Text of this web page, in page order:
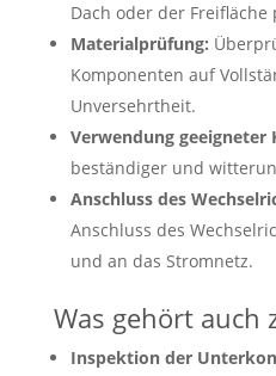
Dach oder der
Materialprüfung:
Komponenten auf
Unversehrtheit.
Verwendung geeigneter
beständiger und
Anschluss des
Anschluss des
und an das Stromnetz.
Was gehört auch
Inspektion der